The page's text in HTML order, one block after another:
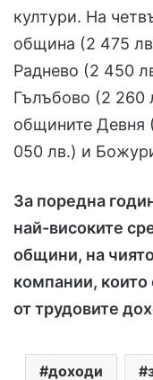
култури. На
община (2 475
Раднево (2 450
Гълъбово (2 260
общините Девня
050 лв.) и
За поредна
най-високите
общини, на
компании,
от трудовите
доходи